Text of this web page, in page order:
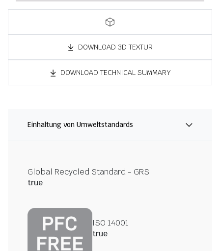
DOWNLOAD 3D TEXTUR
DOWNLOAD TECHNICAL SUMMARY
Einhaltung von Umweltstandards
Global Recycled Standard - GRS
true
ISO 14001
true